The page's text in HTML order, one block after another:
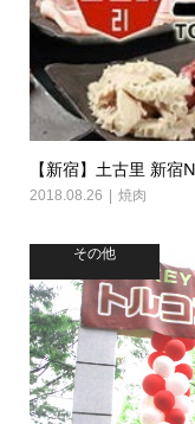
【新宿】土古里 新
2018.08.26 焼肉
その他